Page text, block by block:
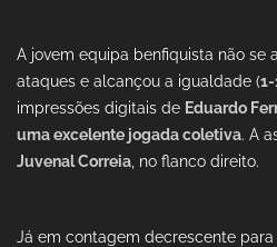
A jovem equipa benfiquista não se
ataques e alcançou a igualdade (1-
impressões digitais de Eduardo
uma excelente jogada coletiva. A
Juvenal Correia , no flanco direito.
Já em contagem decrescente